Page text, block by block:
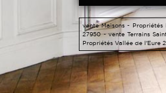
vente Maisons -
27950 - vente Terrains
Propriétés Vallée de l'Eure